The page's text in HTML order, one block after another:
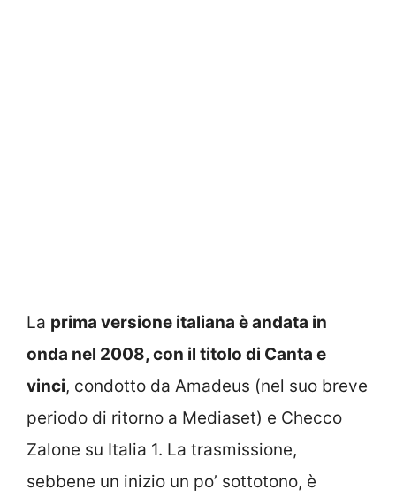
La prima versione italiana è andata in
onda nel 2008, con il titolo di Canta e
vinci, condotto da Amadeus (nel suo breve
periodo di ritorno a Mediaset) e Checco
Zalone su Italia 1. La trasmissione,
sebbene un inizio un po’ sottotono, è